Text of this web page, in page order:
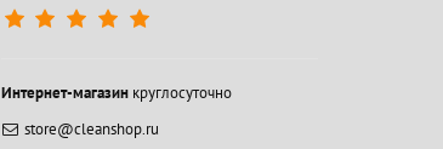
Интернет-магазинкруглосуточно
store@cleanshop.ru